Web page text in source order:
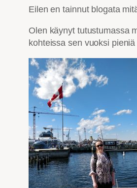
Eilen en tainnut blogata
Olen käynyt tutustumassa
kohteissa sen vuoksi